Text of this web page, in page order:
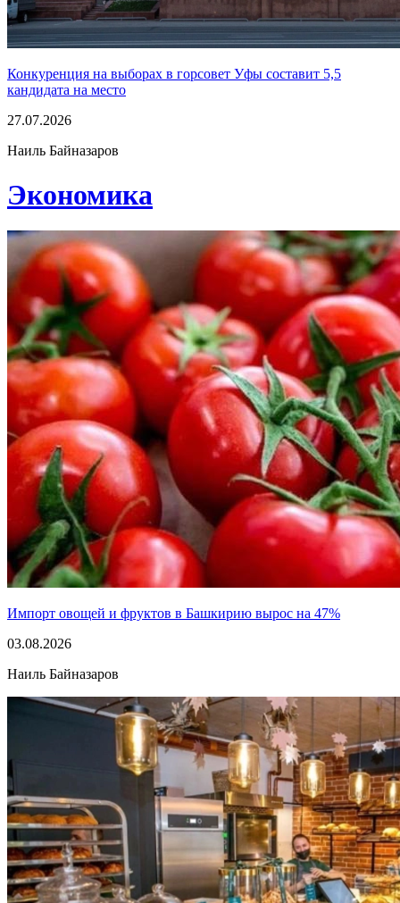
Конкуренция на выборах в горсовет Уфы составит 5,5
кандидата на место
27.07.2026
Наиль Байназаров
Экономика
Импорт овощей и фруктов в Башкирию вырос на 47%
03.08.2026
Наиль Байназаров